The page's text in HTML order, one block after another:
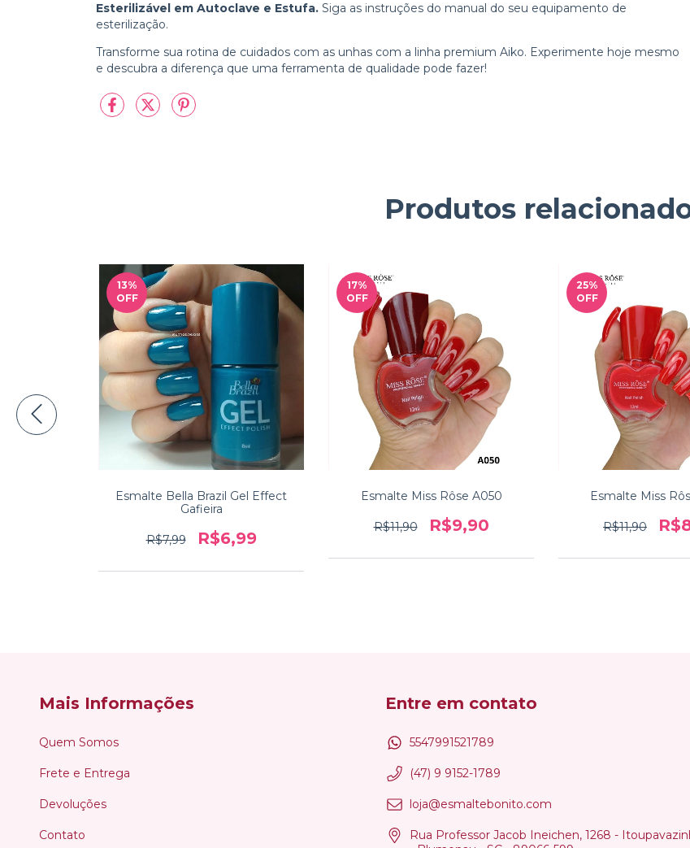
Esterilizável em Autoclave e Estufa. Siga as instruções do manual do seu equipamento de
esterilização.
Transforme sua rotina de cuidados com as unhas com a linha premium Aiko. Experimente hoje mesmo
e descubra a diferença que uma ferramenta de qualidade pode fazer!
Produtos
13%
OFF
Esmalte Bella Brazil Gel Effect
Gafieira
R$7,99 R$6,99
17%
OFF
Esmalte Miss Rôse A050
R$11,90 R$9,90
25%
OFF
Esmalte Miss
R$11,90
Mais Informações
Quem Somos
Frete e Entrega
Devoluções
Contato
Entre em contato
5547991521789
(47) 9 9152-1789
loja@esmaltebonito.com
Rua Professor Jacob Ineichen, 1268 -